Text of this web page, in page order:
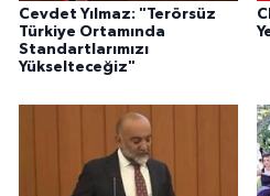
Cevdet Yılmaz: "Terörsüz
Türkiye Ortamında
Standartlarımızı
Yükselteceğiz"